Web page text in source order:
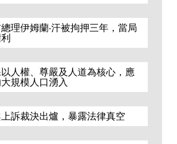
理伊姆蘭·汗被拘押三年，當局
人權、尊嚴及人道為核心，應
規模人口湧入
訴裁決出爐，暴露法律真空